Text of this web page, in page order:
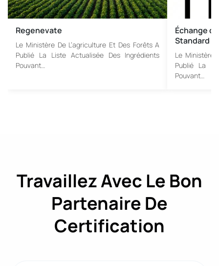
Regenevate
Le Ministère De L’agriculture Et Des Forêts A
Publié La Liste Actualisée Des Ingrédients
Pouvant…
Échange
Standard
Le Ministère
Publié La
Pouvant…
Travaillez Avec Le Bon
Partenaire De
Certification